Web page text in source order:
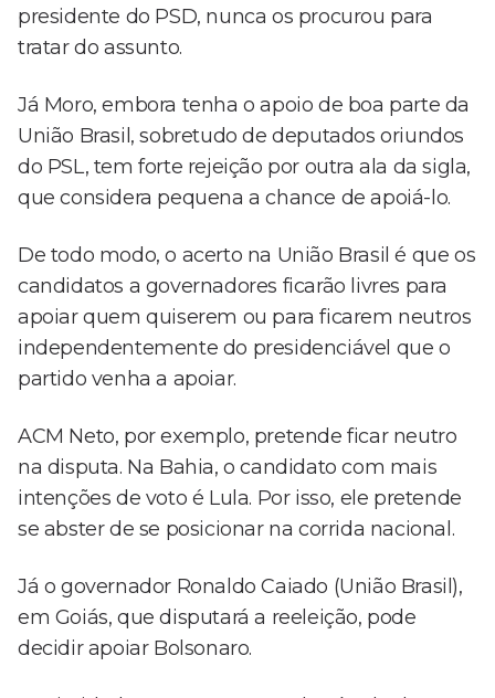
presidente do PSD, nunca os procurou para
tratar do assunto.
Já Moro, embora tenha o apoio de boa parte da
União Brasil, sobretudo de deputados oriundos
do PSL, tem forte rejeição por outra ala da sigla,
que considera pequena a chance de apoiá-lo.
De todo modo, o acerto na União Brasil é que os
candidatos a governadores ficarão livres para
apoiar quem quiserem ou para ficarem neutros
independentemente do presidenciável que o
partido venha a apoiar.
ACM Neto, por exemplo, pretende ficar neutro
na disputa. Na Bahia, o candidato com mais
intenções de voto é Lula. Por isso, ele pretende
se abster de se posicionar na corrida nacional.
Já o governador Ronaldo Caiado (União Brasil),
em Goiás, que disputará a reeleição, pode
decidir apoiar Bolsonaro.